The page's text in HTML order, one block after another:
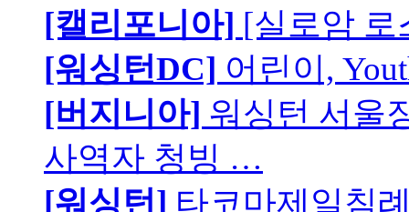
[캘리포니아] [실로암 로
[워싱턴DC] 어린이,
[버지니아] 워싱턴 서울
사역자 청빙 …
[워싱턴] 타코마제일침